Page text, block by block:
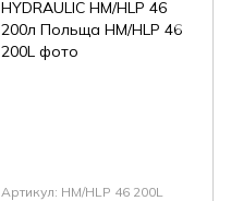
Артикул: HM/HLP 46 200L